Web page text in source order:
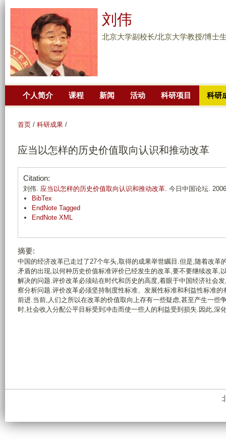
到
主
要
刘伟
北京大学副校长/北京大学教授/博士
个人简介 课程 新闻 活动 科研项目 科研
首页 / 科研成果 /
应当以怎样的历史价值取向认识和推动改革
Citation:
刘伟. 应当以怎样的历史价值取向认识和推动改革. 今日中国论坛.
BibTex
EndNote Tagged
EndNote XML
摘要:
中国的经济改革已走过了27个年头,取得的成果举世瞩目.但是,随着改革
矛盾的出现,以何种历史价值标准评价已经发生的改革,要不要继续改革,
解决的问题.评价改革必须站在时代和历史的高度,着眼于中国经济社会
察分析问题.评价改革必须坚持制度性标准、发展性标准和利益性标准
前进.当前,人们之所以在改革的价值取向上存有一些疑虑,甚至产生一些
时,社会收入分配公平目标受到冲击而使一些人的利益受到损失.因此,深